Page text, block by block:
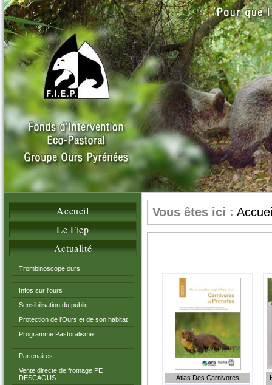
Accueil
Le Fiep
Actualité
Trombinoscope ours
Infos sur l'ours
Sensibilisation du public
Protection de l'Ours et de son habitat
Programme Pastoralisme
Partenaires
Vente directe de fromage PE
DESCAOUS
Vous êtes ici :
Atlas Des Carnivores